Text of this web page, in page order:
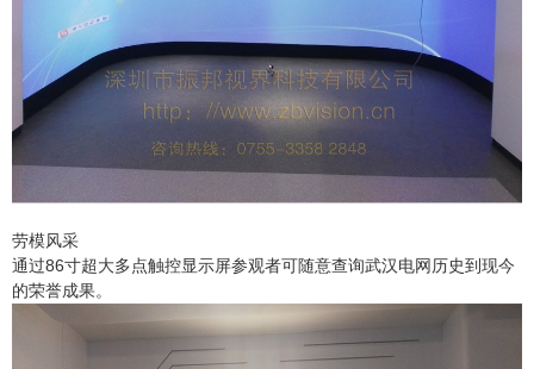
劳模风采
通过86寸超大多点触控显示屏参观者可随意查询武汉电网历史到现今
的荣誉成果。